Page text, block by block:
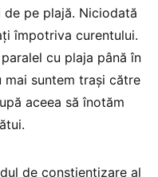
de pe plajă. Niciodată
împotriva curentului.
cu plaja până în
mai suntem trași către
aceea să înotăm
de conștientizare al